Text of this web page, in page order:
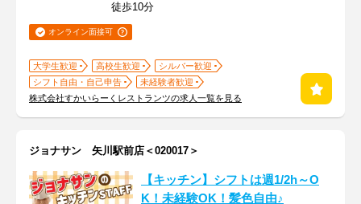
徒歩10分
オンライン面接可
大学生歓迎 高校生歓迎
シルバー歓迎
シフト自由・自己申告
未経験者歓迎
株式会社すかいらーくレストランツの求人一覧を見る
ジョナサン 矢川駅前店＜020017＞
【キッチン】シフトは週1/2h～O
K！未経験OK！髪色自由♪